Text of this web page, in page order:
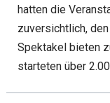
hatten die
zuversichtlich,
Spektakel bieten
starteten über